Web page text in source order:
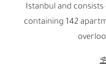
Istanbul and
containing 142
⛱️